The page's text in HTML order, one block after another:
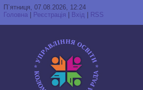
П`ятниця, 07.08.2026, 12:24
Головна
Реєстрація Вхід RSS